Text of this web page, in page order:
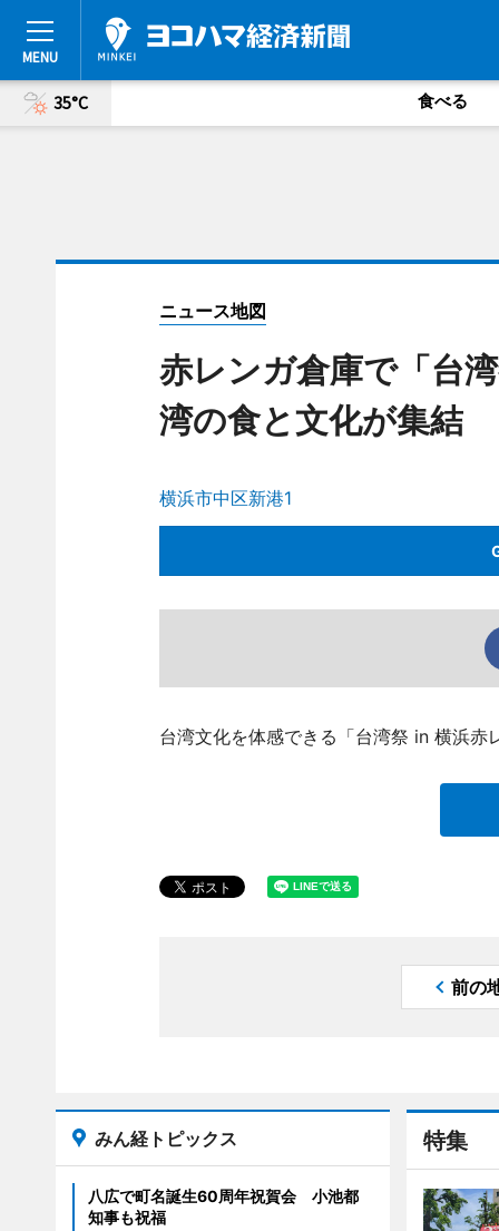
35°C 食べる
ニュース地図
赤レンガ倉庫で「台
湾の食と文化が集結
横浜市中区新港1
台湾文化を体感できる「台湾祭 in 横浜
前の
特集
みん経トピックス
八広で町名誕生60周年祝賀会 小池都
知事も祝福